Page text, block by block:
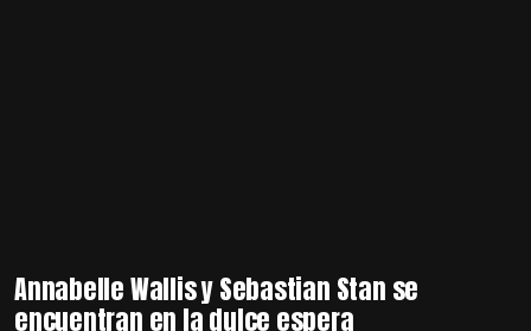
Annabelle Wallis y Sebastian Stan se
encuentran en la dulce espera